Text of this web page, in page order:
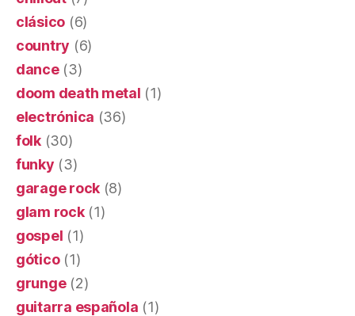
clásico (6)
country (6)
dance(3)
doom death metal (1)
electrónica (36)
folk(30)
funky (3)
garage rock (8)
glam rock(1)
gospel (1)
gótico(1)
grunge(2)
guitarra española (1)